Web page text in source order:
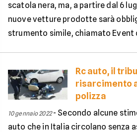
scatola nera, ma, a partire dal 6
nuove vetture prodotte sarà
strumento simile, chiamato Event
Rc auto, il
risarcimento
polizza
10 gennaio 2022- Secondo alcune
auto che in Italia circolano senza